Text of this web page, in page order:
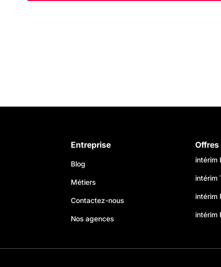
Entreprise
Blog
Métiers
Contactez-nous
Nos agences
intérim
intérim
intérim
intérim